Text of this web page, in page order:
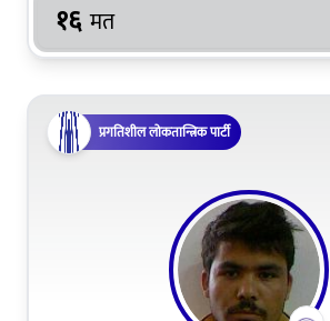
१६ मत
प्रगतिशील लोकतान्त्रिक पार्टी